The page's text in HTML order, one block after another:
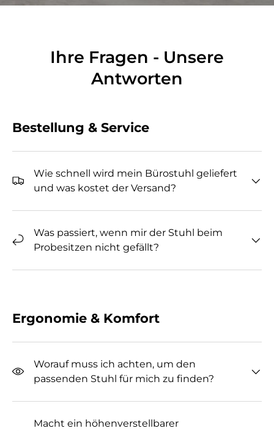
Ihre Fragen - Unsere
Antworten
Bestellung & Service
Wie schnell wird mein Bürostuhl geliefert
und was kostet der Versand?
Was passiert, wenn mir der Stuhl beim
Probesitzen nicht gefällt?
Ergonomie & Komfort
Worauf muss ich achten, um den
passenden Stuhl für mich zu finden?
Macht ein höhenverstellbarer